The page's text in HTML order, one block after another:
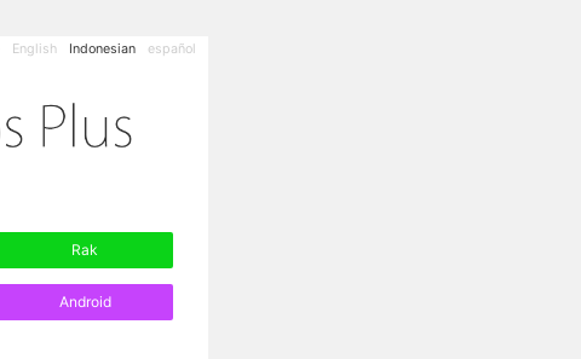
English Indonesian español
Rak
Android